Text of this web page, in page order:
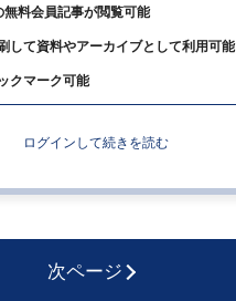
無料会員記事が閲覧可能
して資料やアーカイブとして利用可能
クマーク可能
ログインして続きを読む
次ページ